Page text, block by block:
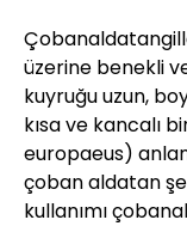
üzerine benekli
kuyruğu uzun,
kısa ve kancalı
europaeus)
çoban aldatan
kullanımı